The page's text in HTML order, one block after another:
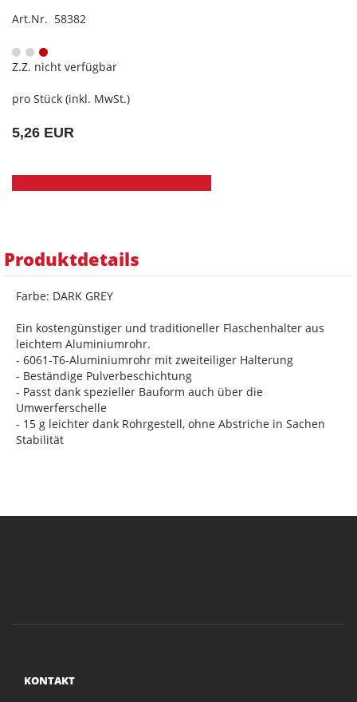
Art.Nr. 58382
Z.Z. nicht verfügbar
pro Stück (inkl. MwSt.)
5,26 EUR
Produktdetails
Farbe: DARK GREY
Ein kostengünstiger und traditioneller Flaschenhalter aus
leichtem Aluminiumrohr.
- 6061-T6-Aluminiumrohr mit zweiteiliger Halterung
- Beständige Pulverbeschichtung
- Passt dank spezieller Bauform auch über die
Umwerferschelle
- 15 g leichter dank Rohrgestell, ohne Abstriche in Sachen
Stabilität
KONTAKT